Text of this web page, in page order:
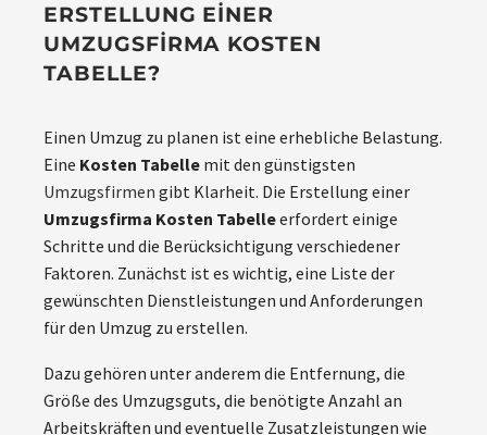
ERSTELLUNG EINER
UMZUGSFIRMA KOSTEN
TABELLE?
Einen Umzug zu planen ist eine erhebliche Belastung.
Eine Kosten Tabelle mit den günstigsten
Umzugsfirmen gibt Klarheit. Die Erstellung einer
Umzugsfirma Kosten Tabelleerfordert einige
Schritte und die Berücksichtigung verschiedener
Faktoren. Zunächst ist es wichtig, eine Liste der
gewünschten Dienstleistungen und Anforderungen
für den Umzug zu erstellen.
Dazu gehören unter anderem die Entfernung, die
Größe des Umzugsguts, die benötigte Anzahl an
Arbeitskräften und eventuelle Zusatzleistungen wie